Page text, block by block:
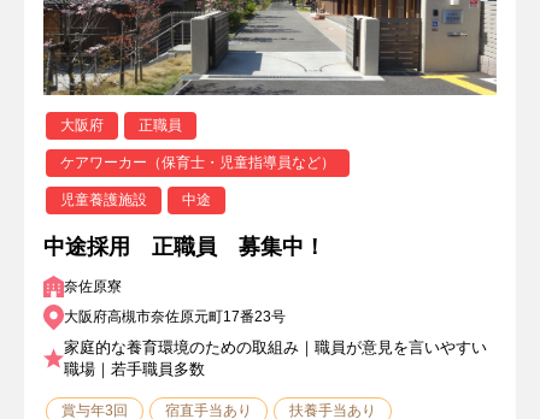
大阪府 正職員
ケアワーカー（保育士・児童指導員など）
児童養護施設 中途
中途採用 正職員 募集中！
奈佐原寮
大阪府高槻市奈佐原元町17番23号
家庭的な養育環境のための取組み｜職員が意見を言いやすい
職場｜若手職員多数
賞与年3回 宿直手当あり 扶養手当あり